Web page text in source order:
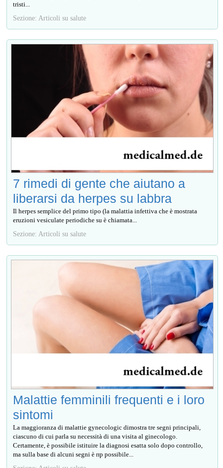
tristi...
Sezione: Articoli su salute
7 rimedi di gente che aiutano a
liberarsi da herpes su labbra
Il herpes semplice del primo tipo (la malattia infettiva che è mostrata
eruzioni vesiculate periodiche su è chiamata...
Sezione: Articoli su salute
Malattie femminili frequenti e i loro
sintomi
La maggioranza di malattie gynecologic dimostra tre segni principali,
ciascuno di cui parla su necessità di una visita al ginecologo.
Certamente, è possibile istituire la diagnosi esatta solo dopo controllo,
ma sulla base di alcuni segni è пр possibile...